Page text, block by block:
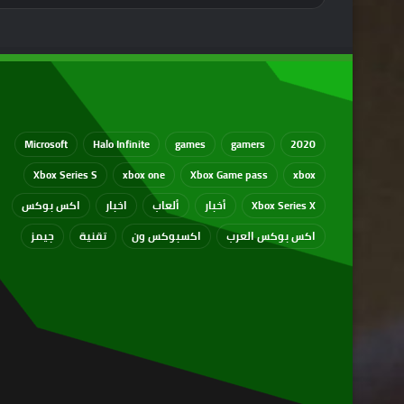
2020
gamers
games
Halo Infinite
Microsoft
xbox
Xbox Game pass
xbox one
Xbox Series S
Xbox Series X
أخبار ألعاب اخبار
اكس بوكس
اكس بوكس العرب
اكسبوكس ون تقنية جيمز